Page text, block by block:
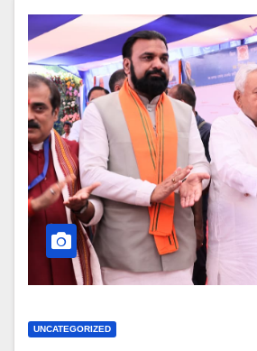
UNCATEGORIZED